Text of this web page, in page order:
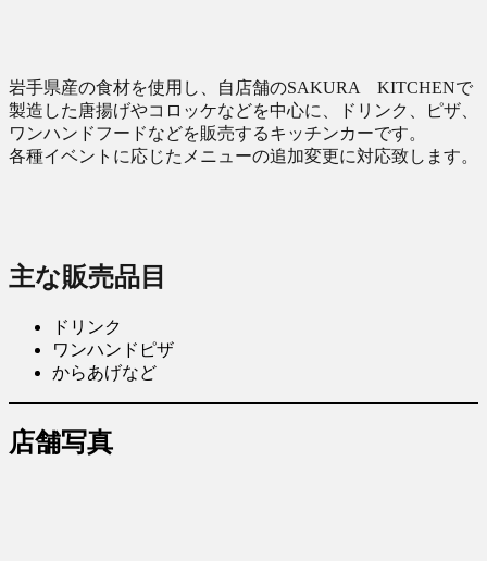
岩手県産の食材を使用し、自店舗のSAKURA KITCHENで
製造した唐揚げやコロッケなどを中心に、ドリンク、ピザ、
ワンハンドフードなどを販売するキッチンカーです。
各種イベントに応じたメニューの追加変更に対応致します。
主な販売品目
ドリンク
ワンハンドピザ
からあげなど
店舗写真